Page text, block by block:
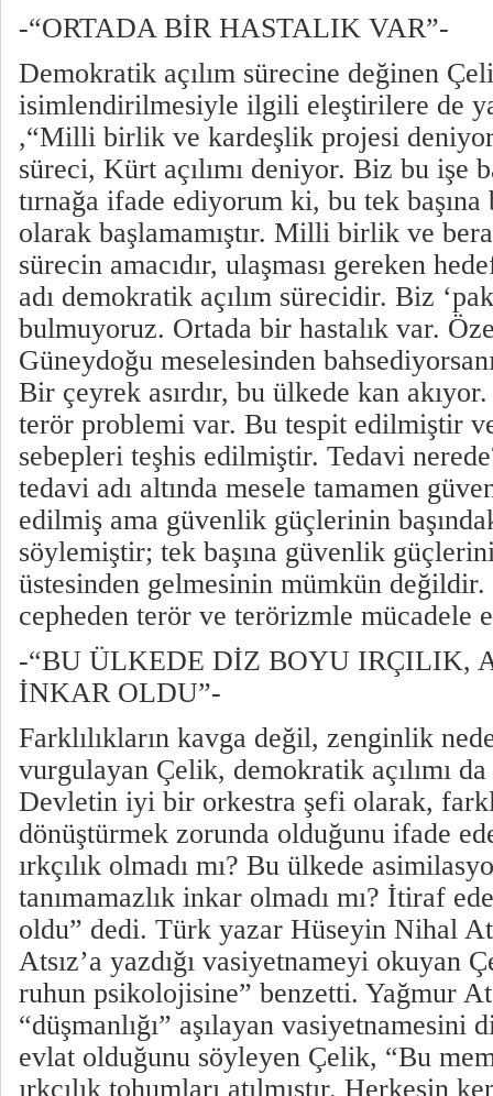
-“ORTADA BİR HASTALIK VAR”-
Demokratik açılım sürecine değinen
isimlendirilmesiyle ilgili eleştirilere de
,“Milli birlik ve kardeşlik projesi
süreci, Kürt açılımı deniyor. Biz bu işe
tırnağa ifade ediyorum ki, bu tek başına
olarak başlamamıştır. Milli birlik ve
sürecin amacıdır, ulaşması gereken
adı demokratik açılım sürecidir. Biz
bulmuyoruz. Ortada bir hastalık var.
Güneydoğu meselesinden
Bir çeyrek asırdır, bu ülkede kan
terör problemi var. Bu tespit edilmiştir
sebepleri teşhis edilmiştir. Tedavi
tedavi adı altında mesele tamamen
edilmiş ama güvenlik güçlerinin
söylemiştir; tek başına güvenlik
üstesinden gelmesinin mümkün
cepheden terör ve terörizmle mücadele
-“BU ÜLKEDE DİZ BOYU IRÇILIK,
İNKAR OLDU”-
Farklılıkların kavga değil, zenginlik
vurgulayan Çelik, demokratik açılımı
Devletin iyi bir orkestra şefi olarak,
dönüştürmek zorunda olduğunu ifade
ırkçılık olmadı mı? Bu ülkede
tanımamazlık inkar olmadı mı? İtiraf
oldu” dedi. Türk yazar Hüseyin Nihal
Atsız’a yazdığı vasiyetnameyi okuyan
ruhun psikolojisine” benzetti. Yağmur
“düşmanlığı” aşılayan
evlat olduğunu söyleyen Çelik, “Bu
ırkçılık tohumları atılmıştır. Herkesin